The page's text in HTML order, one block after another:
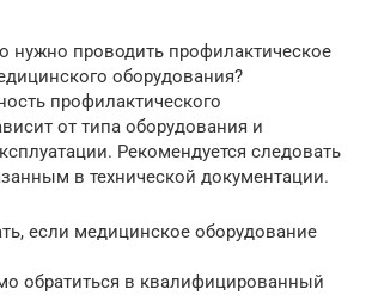
нужно проводить профилактическое
оборудования?
профилактического
от типа оборудования и
Рекомендуется следовать
в технической документации.
если медицинское оборудование
обратиться в квалифицированный